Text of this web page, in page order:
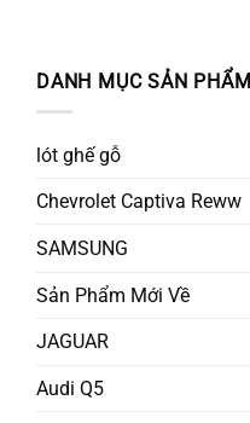
DANH MỤC SẢN PHẨM
lót ghế gỗ
Chevrolet Captiva Reww
SAMSUNG
Sản Phẩm Mới Về
JAGUAR
Audi Q5